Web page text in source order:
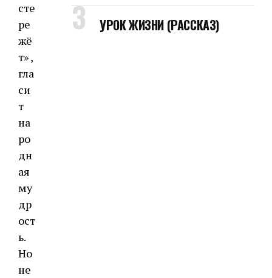
сте
ре
жё
т» ,
гла
си
т
на
ро
дн
ая
му
др
ост
ь.
Но
не
УРОК ЖИЗНИ (РАССКАЗ)